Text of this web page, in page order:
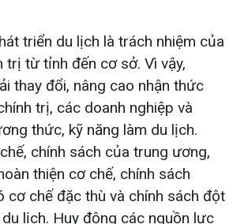
triển du lịch là trách nhiệm của
trị từ tỉnh đến cơ sở. Vì vậy,
thay đổi, nâng cao nhận thức
trị, các doanh nghiệp và
thức, kỹ năng làm du lịch.
chính sách của trung ương,
thiện cơ chế, chính sách
cơ chế đặc thù và chính sách đột
lịch. Huy động các nguồn lực